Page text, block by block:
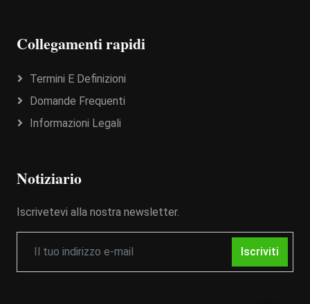
Collegamenti rapidi
Termini E Definizioni
Domande Frequenti
Informazioni Legali
Notiziario
Iscrivetevi alla nostra newsletter.
Iscriviti